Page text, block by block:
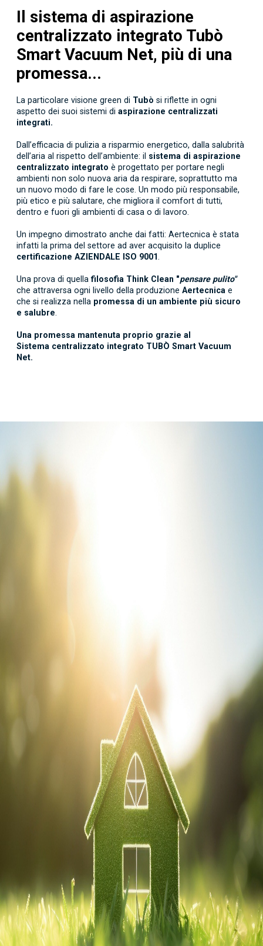
Il sistema di aspirazione
centralizzato integrato Tubò
Smart Vacuum Net, più di una
promessa...
La particolare visione green di Tubò si riflette in ogni
aspetto dei suoi sistemi di aspirazione centralizzati
integrati.
Dall’efficacia di pulizia a risparmio energetico, dalla salubrità
dell’aria al rispetto dell’ambiente: il sistema di aspirazione
centralizzato integrato è progettato per portare negli
ambienti non solo nuova aria da respirare, soprattutto ma
un nuovo modo di fare le cose. Un modo più responsabile,
più etico e più salutare, che migliora il comfort di tutti,
dentro e fuori gli ambienti di casa o di lavoro.
Un impegno dimostrato anche dai fatti: Aertecnica è stata
infatti la prima del settore ad aver acquisito la duplice
certificazione AZIENDALE ISO 9001
Una prova di quellafilosofia Think Clean "pensare pulito"
che attraversa ogni livello della produzione Aertecnica e
che si realizza nella promessa di un ambiente più sicuro
e salubre
Una promessa mantenuta proprio grazie al
Sistema centralizzato integrato TUBÒ Smart Vacuum
Net.